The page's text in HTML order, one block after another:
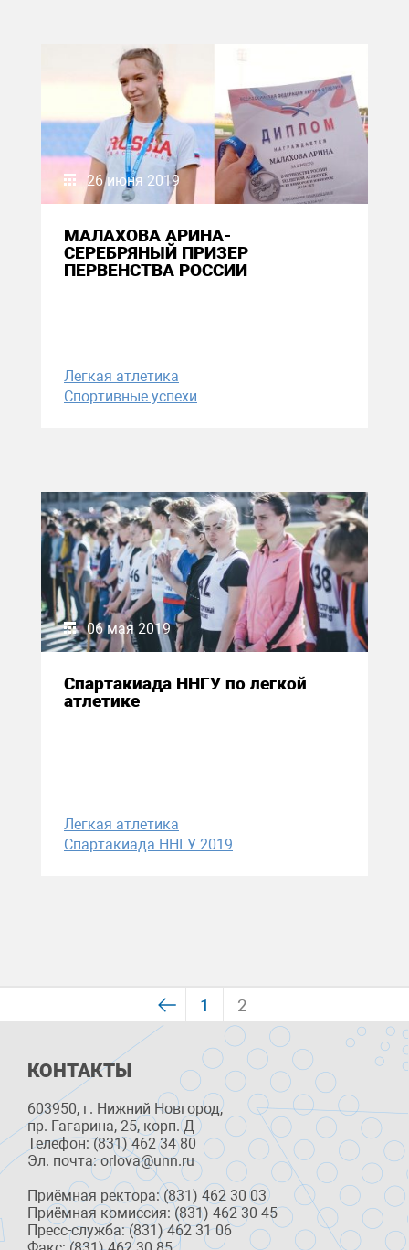
26 июня 2019
МАЛАХОВА АРИНА-
СЕРЕБРЯНЫЙ ПРИЗЕР
ПЕРВЕНСТВА РОССИИ
Легкая атлетика
Спортивные успехи
06 мая 2019
Спартакиада ННГУ по легкой
атлетике
Легкая атлетика
Спартакиада ННГУ 2019
1 2
КОНТАКТЫ
603950, г. Нижний Новгород,
пр. Гагарина, 25, корп. Д
Телефон: (831) 462 34 80
Эл. почта: orlova@unn.ru
Приёмная ректора: (831) 462 30 03
Приёмная комиссия: (831) 462 30 45
Пресс-служба: (831) 462 31 06